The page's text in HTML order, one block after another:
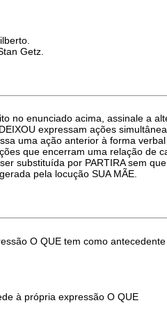
Getz.
no enunciado acima, assinale a
expressam ações
uma ação anterior à forma
que encerram uma relação de
substituída por PARTIRA sem
pela locução SUA MÃE.
O QUE tem como
à própria expressão O QUE